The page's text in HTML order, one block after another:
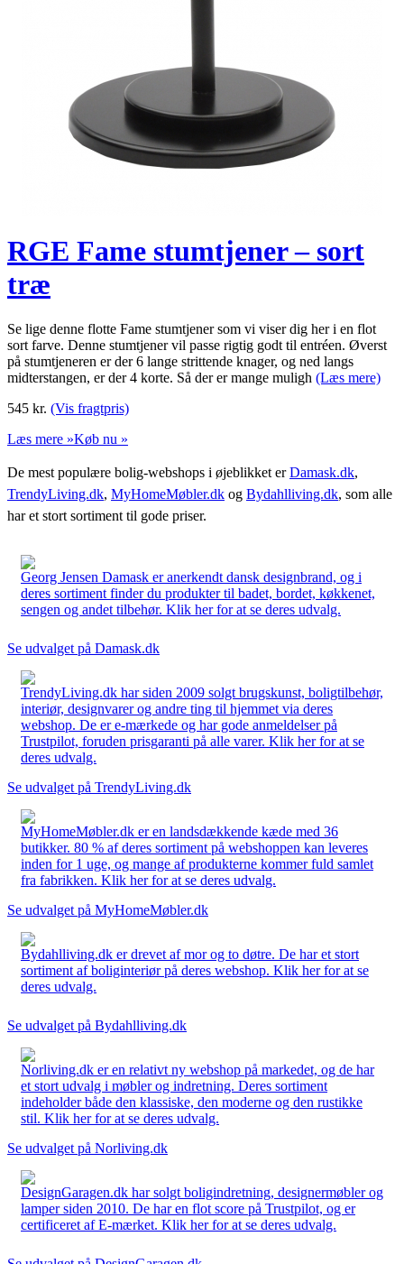
RGE Fame stumtjener – sort
træ
Se lige denne flotte Fame stumtjener som vi viser dig her i en flot
sort farve. Denne stumtjener vil passe rigtig godt til entréen. Øverst
på stumtjeneren er der 6 lange strittende knager, og ned langs
midterstangen, er der 4 korte. Så der er mange muligh (Læs mere)
545 kr. (Vis fragtpris)
Læs mere »Køb nu »
De mest populære bolig-webshops i øjeblikket erDamask.dk,
TrendyLiving.dk, MyHomeMøbler.dk og Bydahlliving.dk, som alle
har et stort sortiment til gode priser.
Georg Jensen Damask er anerkendt dansk designbrand, og i
deres sortiment finder du produkter til badet, bordet, køkkenet,
sengen og andet tilbehør. Klik her for at se deres udvalg.
Se udvalget på Damask.dk
TrendyLiving.dk har siden 2009 solgt brugskunst, boligtilbehør,
interiør, designvarer og andre ting til hjemmet via deres
webshop. De er e-mærkede og har gode anmeldelser på
Trustpilot, foruden prisgaranti på alle varer. Klik her for at se
deres udvalg.
Se udvalget på TrendyLiving.dk
MyHomeMøbler.dk er en landsdækkende kæde med 36
butikker. 80 % af deres sortiment på webshoppen kan leveres
inden for 1 uge, og mange af produkterne kommer fuld samlet
fra fabrikken. Klik her for at se deres udvalg.
Se udvalget på MyHomeMøbler.dk
Bydahlliving.dk er drevet af mor og to døtre. De har et stort
sortiment af boliginteriør på deres webshop. Klik her for at se
deres udvalg.
Se udvalget på Bydahlliving.dk
Norliving.dk er en relativt ny webshop på markedet, og de har
et stort udvalg i møbler og indretning. Deres sortiment
indeholder både den klassiske, den moderne og den rustikke
stil. Klik her for at se deres udvalg.
Se udvalget på Norliving.dk
DesignGaragen.dk har solgt boligindretning, designermøbler og
lamper siden 2010. De har en flot score på Trustpilot, og er
certificeret af E-mærket. Klik her for at se deres udvalg.